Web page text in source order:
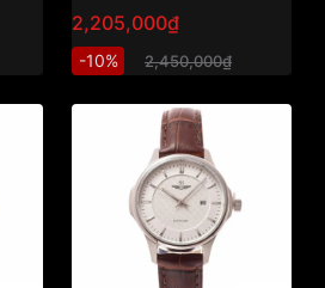
2,205,000₫
-10% 2,450,000₫